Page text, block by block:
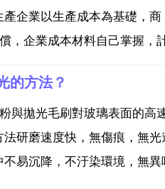
企業以生產成本為基礎，
，企業成本材料自己掌握，
的方法？
與拋光毛刷對玻璃表面的
研磨速度快，無傷痕，無
易沉降，不汙染環境，無